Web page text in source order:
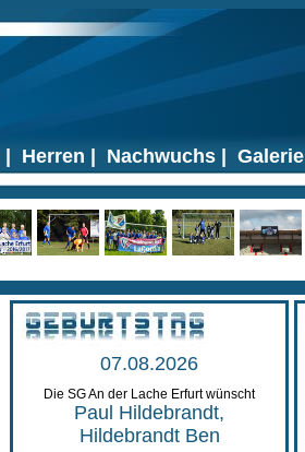
Herren Nachwuchs Galerie
07.08.2026
Die SG An der Lache Erfurt wünscht
Paul Hildebrandt,
Hildebrandt Ben